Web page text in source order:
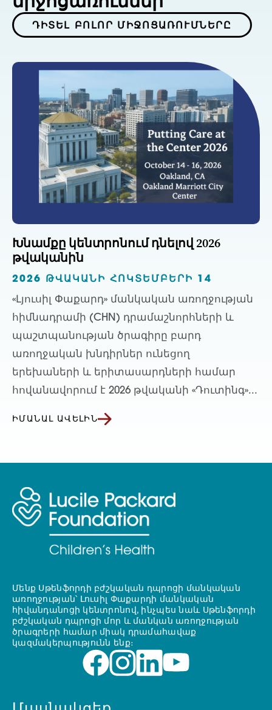
ԴԻՏԵԼ ԲՈԼՈՐ ՄԻՋՈՑԱՌՈՒՄՆԵՐԸ
Խնամքը կենտրոնում դնելով 2026
թվականին
2026 ԹՎԱԿԱՆԻ ՀՈԿՏԵՄԲԵՐԻ 14
«Լյուսիլ Փաքարդ» մանկական առողջության
հիմնադրամի (CHN) դրամաշնորհների և
պաշտպանության ծրագիրը բարդ
առողջական խնդիրներ ունեցող
երեխաների և երիտասարդների համար
հովանավորում է 2026 թվականի «Դուտինգ»...
ԻՄԱՆԱԼ ԱՎԵԼԻՆ
Մենք Սթենֆորդի բժշկական դպրոցի մանկական
առողջության՝ Լուսիլ Փաքարդի մանկական
հիվանդանոցի կենտրոնով, ինչպես նաև Սթենֆորդի
բժշկական դպրոցի մոր և մանկան առողջության
ծրագրերի համար միակ դրամահավաք
կազմակերպությունն ենք։